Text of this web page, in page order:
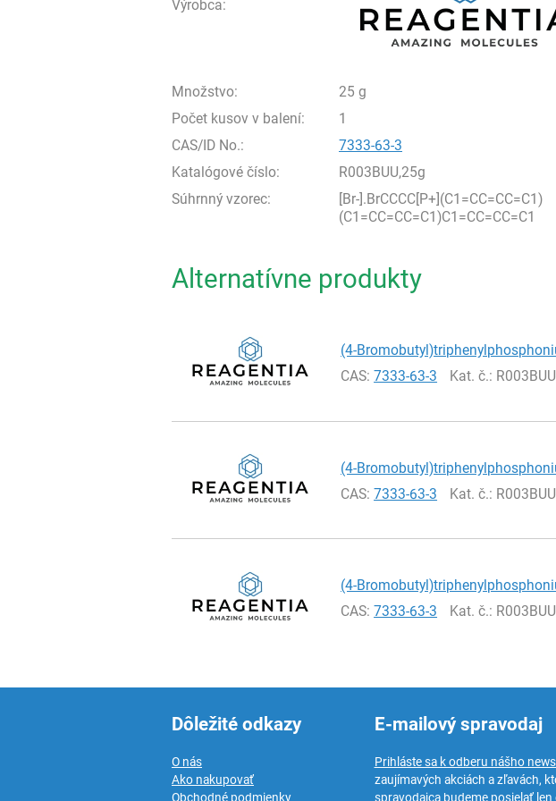
Výrobca:
Množstvo:
25 g
Počet kusov v balení:
1
CAS/ID No.:
7333-63-3
Katalógové číslo:
R003BUU,25g
Súhrnný vzorec:
[Br-].BrCCCC[P+](C1=CC=CC=C1)
(C1=CC=CC=C1)C1=CC=CC=C1
Alternatívne produkty
(4-
CAS:7333-63-3 Kat. č.:
(4-
CAS:7333-63-3 Kat. č.:
(4-
CAS:7333-63-3 Kat. č.:
Dôležité odkazy
O nás
Ako nakupovať
Obchodné podmienky
E-mailový spravodaj
Prihláste sa k odberu nášho
zaujímavých akciách a zľavách,
spravodajca budeme posielať len